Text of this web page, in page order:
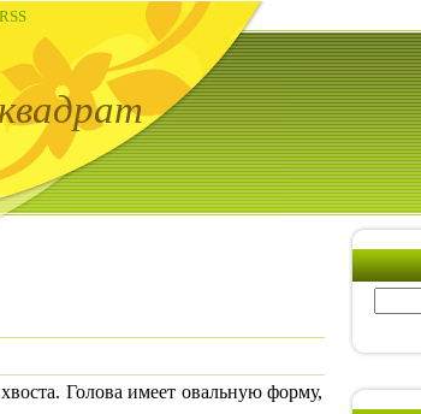
RSS
Голова имеет овальную форму,